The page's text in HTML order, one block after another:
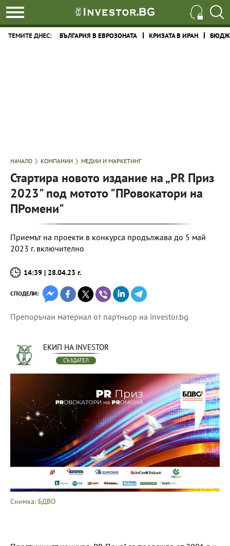
ТЕМИТЕ ДНЕС: БЪЛГАРИЯ В ЕВРОЗОНАТА КРИЗАТА В ИРАН
НАЧАЛО КОМПАНИИ МЕДИИ И МАРКЕТИНГ
Стартира новото издание на „PR Приз
2023" под мотото "ПРовокатори на
ПРомени"
Приемът на проекти в конкурса продължава до 5 май
2023 г. включително
14:39 | 28.04.23 г.
СПОДЕЛИ:
Препоръчан материал от партньор на investor.bg
ЕКИП НА INVESTOR
СЪЗДАТЕЛ
Снимка: БДВО